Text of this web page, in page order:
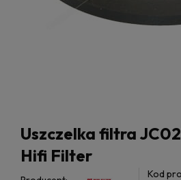
Uszczelka filtra
Hifi Filter
Kod